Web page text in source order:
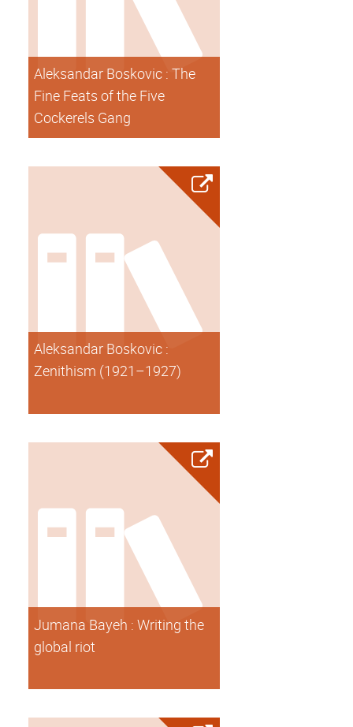
Aleksandar Boskovic : The
Fine Feats of the Five
Cockerels Gang
Aleksandar Boskovic :
Zenithism (1921–1927)
Jumana Bayeh : Writing the
global riot